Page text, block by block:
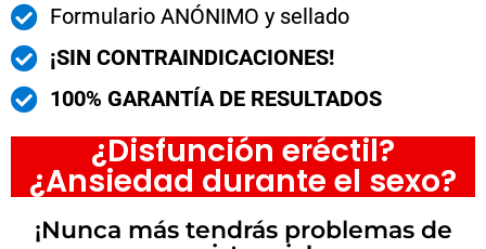
Formulario ANÓNIMO y sellado
¡SIN CONTRAINDICACIONES!
100% GARANTÍA DE RESULTADOS
¿Disfunción eréctil?
¿Ansiedad durante el sexo?
¡Nunca más tendrás problemas de